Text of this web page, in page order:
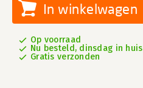
In winkelwagen
Op voorraad
Nu besteld, dinsdag in huis
Gratis verzonden